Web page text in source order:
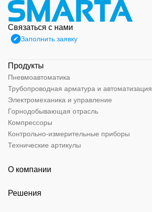
Связаться с нами
Заполнить заявку
Продукты
Пневмоавтоматика
Трубопроводная арматура и автоматизация
Электромеханика и управление
Горнодобывающая отрасль
Компрессоры
Контрольно-измерительные приборы
Технические артикулы
О компании
Решения